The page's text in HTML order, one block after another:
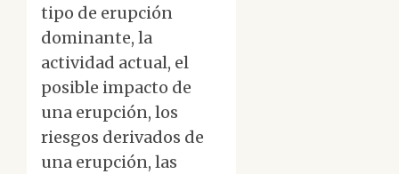
tipo de erupción
dominante, la
actividad actual, el
posible impacto de
una erupción, los
riesgos derivados de
una erupción, las